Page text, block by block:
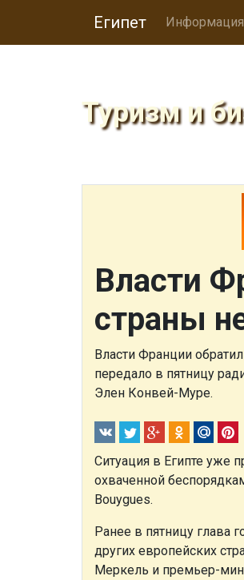
Египет Информация
Туризм и
Власти
страны
Власти Франции
передало в пятницу
Элен Конвей-Муре.
Ситуация в Египте уже
охваченной
Bouygues.
Ранее в пятницу глава
других европейских
Меркель и премьер-